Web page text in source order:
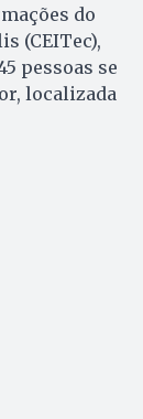
do
(CEITec),
pessoas se
localizada